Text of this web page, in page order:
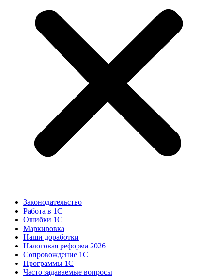
Законодательство
Работа в 1С
Ошибки 1С
Маркировка
Наши доработки
Налоговая реформа 2026
Сопровождение 1С
Программы 1С
Часто задаваемые вопросы